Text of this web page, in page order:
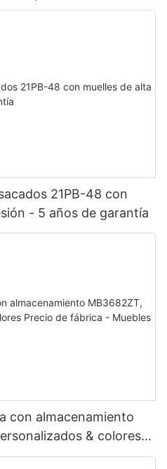
21PB-48 con
- 5 años de garantía
con almacenamiento
& colores
JLH